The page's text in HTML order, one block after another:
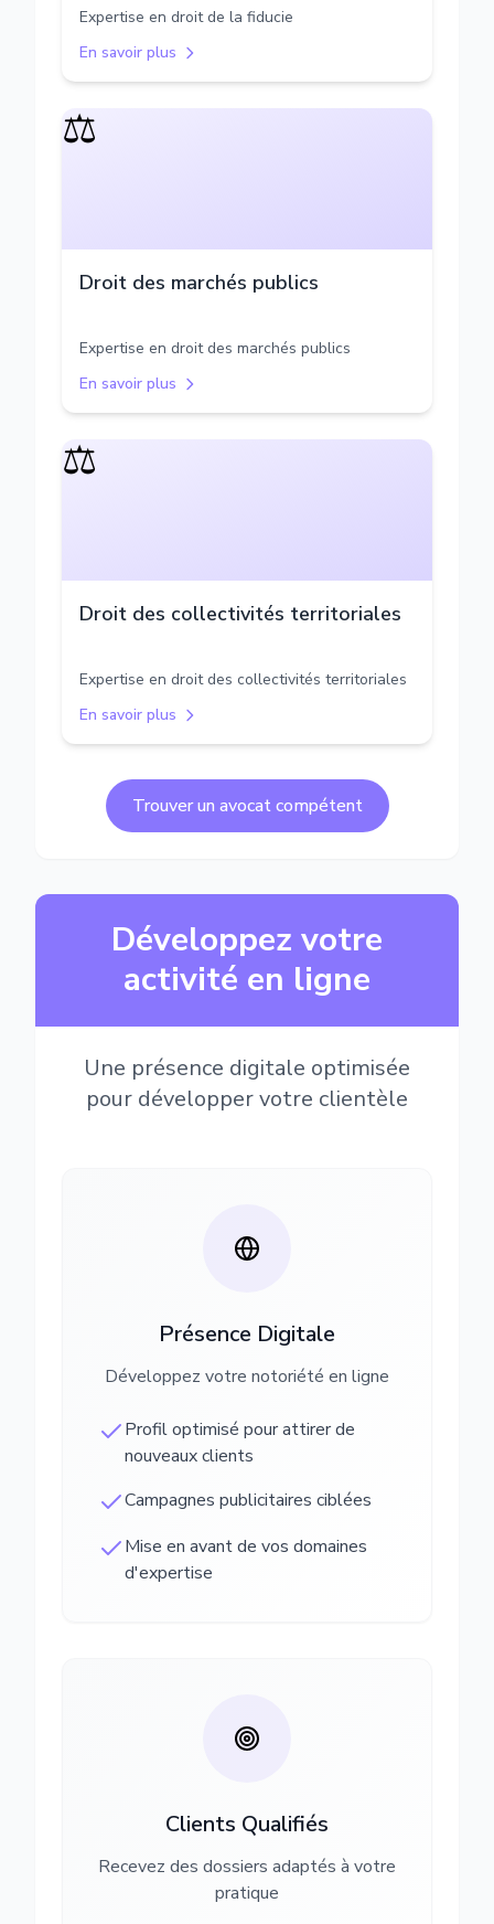
Expertise en droit de la fiducie
En savoir plus
⚖️
Droit des marchés publics
Expertise en droit des marchés publics
En savoir plus
⚖️
Droit des collectivités territoriales
Expertise en droit des collectivités territoriales
En savoir plus
Trouver un avocat compétent
Développez votre
activité en ligne
Une présence digitale optimisée
pour développer votre clientèle
Présence Digitale
Développez votre notoriété en ligne
Profil optimisé pour attirer de
nouveaux clients
Campagnes publicitaires ciblées
Mise en avant de vos domaines
d'expertise
Clients Qualifiés
Recevez des dossiers adaptés à votre
pratique